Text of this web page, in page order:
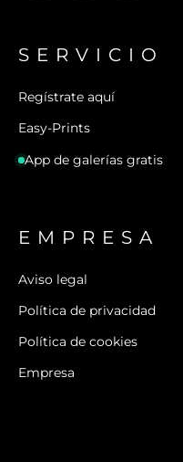
SERVICIO
Regístrate aquí
Easy-Prints
App de galerías gratis
EMPRESA
Aviso legal
Política de privacidad
Política de cookies
Empresa